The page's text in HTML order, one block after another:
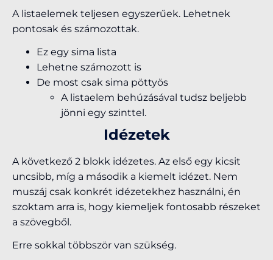
A listaelemek teljesen egyszerűek. Lehetnek
pontosak és számozottak.
Ez egy sima lista
Lehetne számozott is
De most csak sima pöttyös
A listaelem behúzásával tudsz beljebb
jönni egy szinttel.
Idézetek
A következő 2 blokk idézetes. Az első egy kicsit
uncsibb, míg a második a kiemelt idézet. Nem
muszáj csak konkrét idézetekhez használni, én
szoktam arra is, hogy kiemeljek fontosabb részeket
a szövegből.
Erre sokkal többször van szükség.